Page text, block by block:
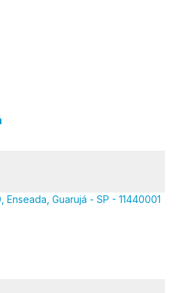
Guarujá - SP - 11440001